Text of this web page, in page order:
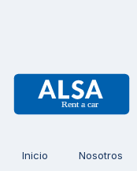
Inicio Nosotros